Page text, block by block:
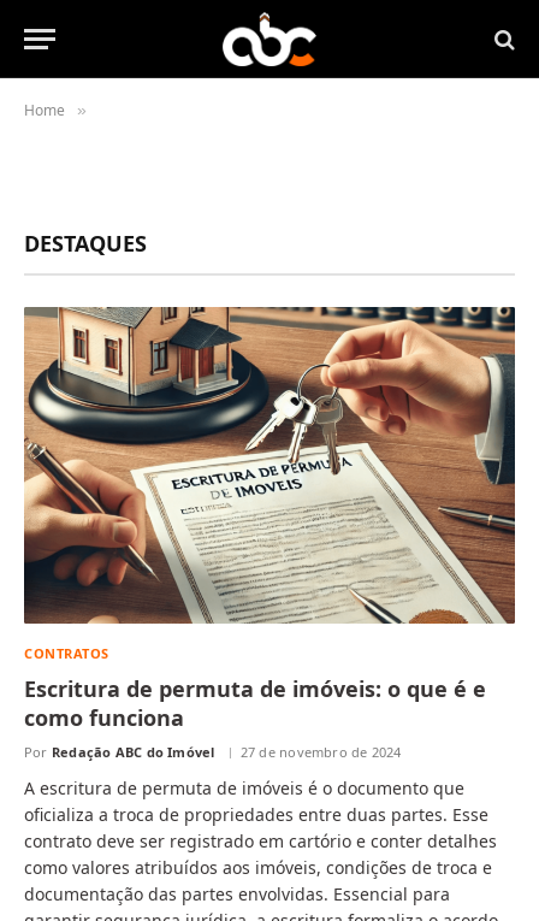
Home »
DESTAQUES
CONTRATOS
Escritura de permuta de imóveis: o que é e
como funciona
Por Redação ABC do Imóvel 27 de novembro de 2024
A escritura de permuta de imóveis é o documento que
oficializa a troca de propriedades entre duas partes. Esse
contrato deve ser registrado em cartório e conter detalhes
como valores atribuídos aos imóveis, condições de troca e
documentação das partes envolvidas. Essencial para